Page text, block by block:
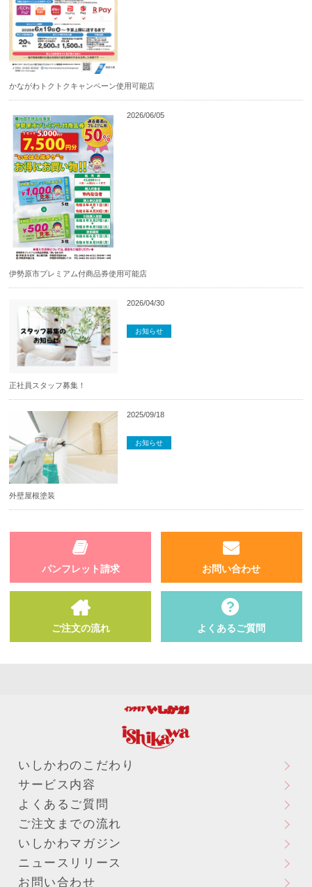
かながわトクトクキャンペーン使用可能店
2026/06/05
伊勢原市プレミアム付商品券使用可能店
2026/04/30
お知らせ
正社員スタッフ募集！
2025/09/18
お知らせ
外壁屋根塗装
パンフレット請求 お問い合わせ
ご注文の流れ よくあるご質問
いしかわのこだわり
サービス内容
よくあるご質問
ご注文までの流れ
いしかわマガジン
ニュースリリース
お問い合わせ